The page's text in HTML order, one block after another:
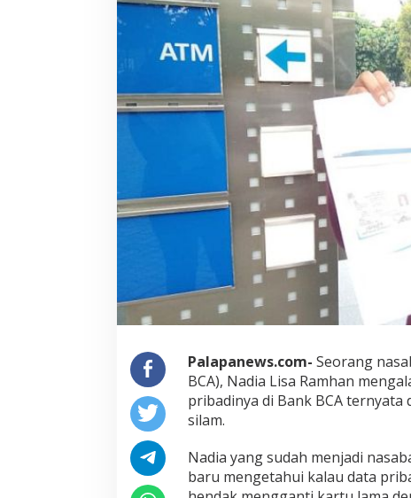
Palapanews.com- Seorang
BCA), Nadia Lisa Ramhan
pribadinya di Bank BCA ternyata
silam.
Nadia yang sudah menjadi
baru mengetahui kalau data